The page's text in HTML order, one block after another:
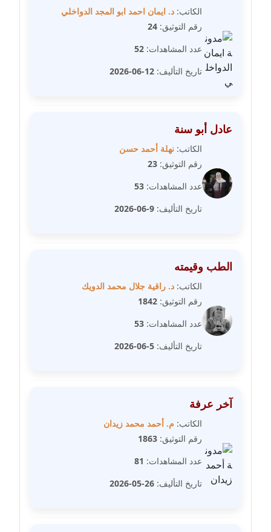
مدونة رهام معلا
عاملة
مدونة ريهام الخميسي
عاملة
مدونة زينب ابو الفضل
عاملة
مدونة زينب حمدي
مدونة سارة القصبي
مدونة سارة سعيد
مدونة سامح رشاد
مدونة سامح طلعت
عاملة
الكاتب: د. ايمان احمد ابو المجد الدواخلي
رقم التوثيق: 24
عدد المشاهدات: 52
تاريخ التأليف: 12-06-2026
عادل أبو سنة
الكاتب: نهلة أحمد حسن
رقم التوثيق: 23
عدد المشاهدات: 53
تاريخ التأليف: 9-06-2026
الطب وقيمته
الكاتب: د. راقية جلال محمد الدويك
رقم التوثيق: 1842
عدد المشاهدات: 53
تاريخ التأليف: 5-06-2026
آخر عرفة
الكاتب: م. أحمد محمد زيدان
رقم التوثيق: 1863
عدد المشاهدات: 81
تاريخ التأليف: 26-05-2026